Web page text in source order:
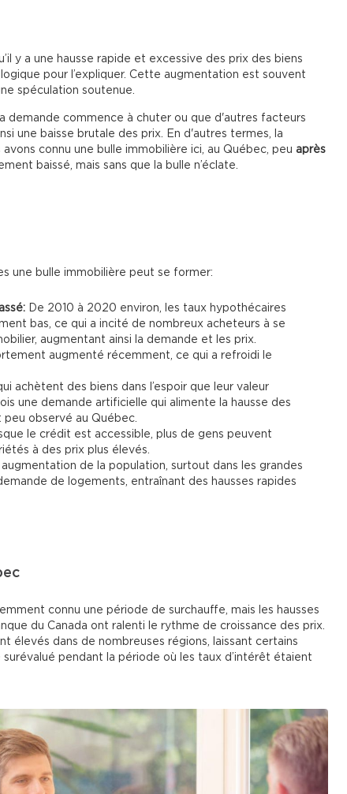
y a une hausse rapide et excessive des prix des biens
logique pour l’expliquer. Cette augmentation est souvent
spéculation soutenue.
demande commence à chuter ou que d'autres facteurs
une baisse brutale des prix. En d'autres termes, la
connu une bulle immobilière ici, au Québec, peu après
baissé, mais sans que la bulle n’éclate.
une bulle immobilière peut se former:
De 2010 à 2020 environ, les taux hypothécaires
bas, ce qui a incité de nombreux acheteurs à se
augmentant ainsi la demande et les prix.
augmenté récemment, ce qui a refroidi le
achètent des biens dans l’espoir que leur valeur
une demande artificielle qui alimente la hausse des
observé au Québec.
le crédit est accessible, plus de gens peuvent
à des prix plus élevés.
augmentation de la population, surtout dans les grandes
de logements, entraînant des hausses rapides
connu une période de surchauffe, mais les hausses
du Canada ont ralenti le rythme de croissance des prix.
élevés dans de nombreuses régions, laissant certains
pendant la période où les taux d’intérêt étaient